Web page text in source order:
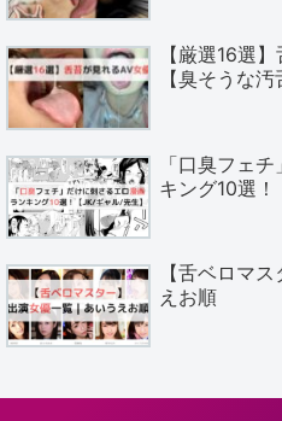
【厳選16選
【臭そうな汚
「口臭フェ
キング10選！
【舌ベロマ
えお順